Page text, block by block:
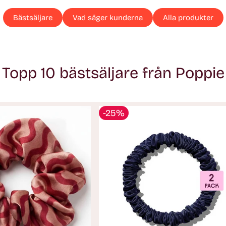
Bästsäljare Vad säger kunderna Alla produkter
Topp 10 bästsäljare från Poppie
-25%